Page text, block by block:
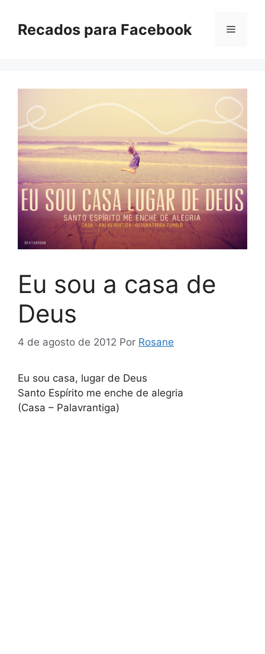
paraRecados para Facebook Menu
Eu sou a casa de
Deus
4 de agosto de 2012 Por Rosane
Eu sou casa, lugar de Deus
Santo Espírito me enche de alegria
(Casa – Palavrantiga)